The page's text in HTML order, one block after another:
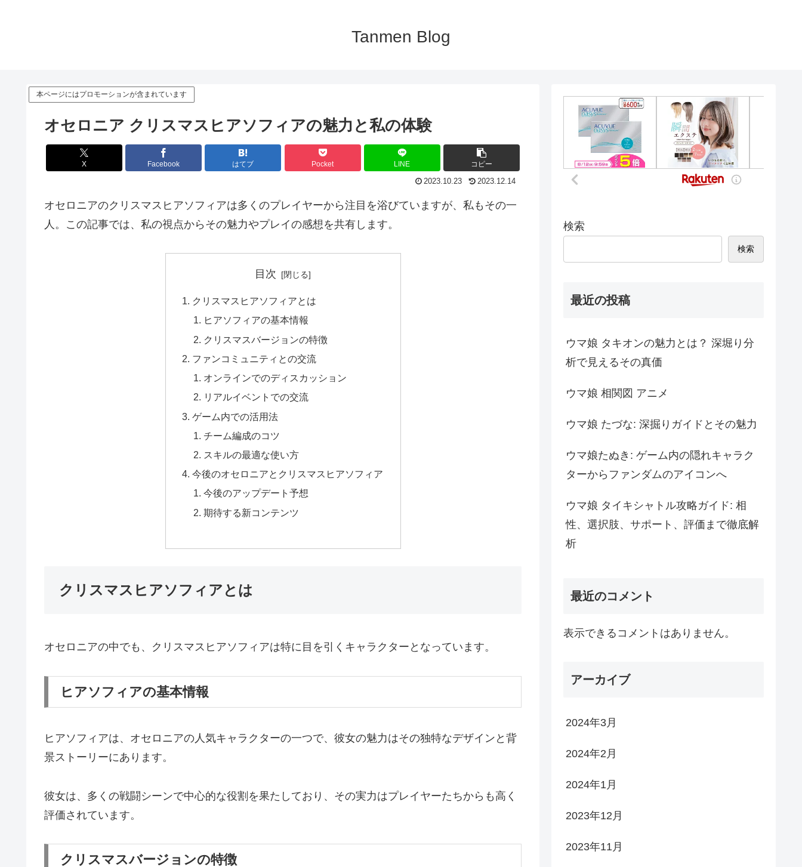
Tanmen Blog
本ページにはプロモーションが含まれています
オセロニア クリスマスヒアソフィアの魅力と私の体験
X Facebook はてブ Pocket LINE コピー
2023.10.23 2023.12.14
オセロニアのクリスマスヒアソフィアは多くのプレイヤーから注目を浴びていますが、私もその一
人。この記事では、私の視点からその魅力やプレイの感想を共有します。
目次
クリスマスヒアソフィアとは
ヒアソフィアの基本情報
クリスマスバージョンの特徴
ファンコミュニティとの交流
オンラインでのディスカッション
リアルイベントでの交流
ゲーム内での活用法
チーム編成のコツ
スキルの最適な使い方
今後のオセロニアとクリスマスヒアソフィア
今後のアップデート予想
期待する新コンテンツ
クリスマスヒアソフィアとは
オセロニアの中でも、クリスマスヒアソフィアは特に目を引くキャラクターとなっています。
ヒアソフィアの基本情報
ヒアソフィアは、オセロニアの人気キャラクターの一つで、彼女の魅力はその独特なデザインと背
景ストーリーにあります。
彼女は、多くの戦闘シーンで中心的な役割を果たしており、その実力はプレイヤーたちからも高く
評価されています。
クリスマスバージョンの特徴
検索
検索
最近の投稿
ウマ娘 タキオンの魅力とは？ 深堀り分
析で見えるその真価
ウマ娘 相関図 アニメ
ウマ娘 たづな: 深掘りガイドとその魅力
ウマ娘たぬき: ゲーム内の隠れキャラク
ターからファンダムのアイコンへ
ウマ娘 タイキシャトル攻略ガイド: 相
性、選択肢、サポート、評価まで徹底解
析
最近のコメント
表示できるコメントはありません。
アーカイブ
2024年3月
2024年2月
2024年1月
2023年12月
2023年11月